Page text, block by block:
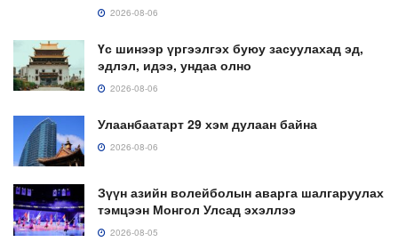
2026-08-06
Үс шинээр үргээлгэх буюу засуулахад эд,
эдлэл, идээ, ундаа олно
2026-08-06
Улаанбаатарт 29 хэм дулаан байна
2026-08-06
Зүүн азийн волейболын аварга шалгаруулах
тэмцээн Монгол Улсад эхэллээ
2026-08-05